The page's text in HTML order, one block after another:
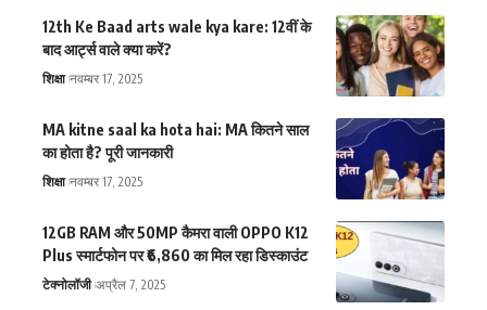
12th Ke Baad arts wale kya kare: 12वीं के
बाद आर्ट्स वाले क्या करें?
शिक्षा नवम्बर 17, 2025
MA kitne saal ka hota hai: MA कितने साल
का होता है? पूरी जानकारी
शिक्षा नवम्बर 17, 2025
12GB RAM और 50MP कैमरा वाली OPPO K12
Plus स्मार्टफोन पर ₹6,860 का मिल रहा डिस्काउंट
टेक्नोलॉजी अप्रैल 7, 2025